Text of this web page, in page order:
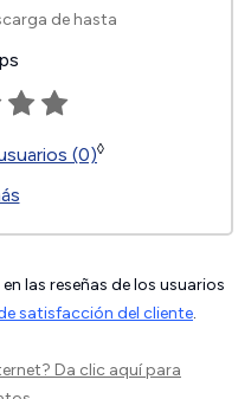
de hasta
(0)◊
las reseñas de los usuarios
satisfacción del cliente.
Da clic aquípara